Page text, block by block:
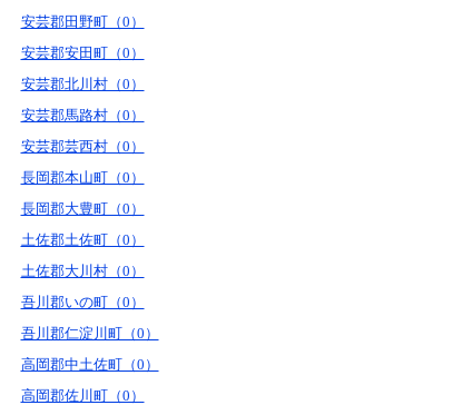
安芸郡田野町（0）
安芸郡安田町（0）
安芸郡北川村（0）
安芸郡馬路村（0）
安芸郡芸西村（0）
長岡郡本山町（0）
長岡郡大豊町（0）
土佐郡土佐町（0）
土佐郡大川村（0）
吾川郡いの町（0）
吾川郡仁淀川町（0）
高岡郡中土佐町（0）
高岡郡佐川町（0）